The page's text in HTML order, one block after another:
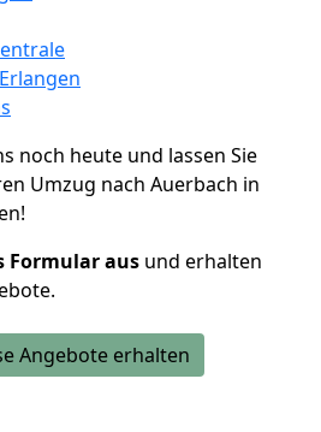
noch heute und lassen Sie
Umzug nach Auerbach in
Formular aus und erhalten
Angebote erhalten